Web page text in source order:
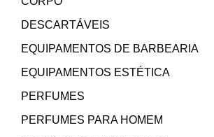
DESCARTÁVEIS
EQUIPAMENTOS DE BARBEARIA
EQUIPAMENTOS ESTÉTICA
PERFUMES
PERFUMES PARA HOMEM